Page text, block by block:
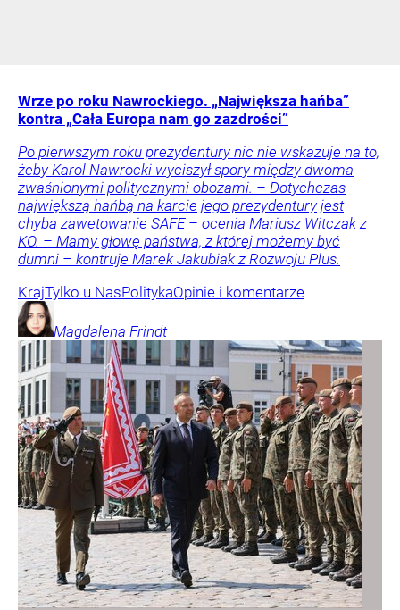
Wrze po roku Nawrockiego. „Największa hańba”
kontra „Cała Europa nam go zazdrości”
Po pierwszym roku prezydentury nic nie wskazuje na to,
żeby Karol Nawrocki wyciszył spory między dwoma
zwaśnionymi politycznymi obozami. – Dotychczas
największą hańbą na karcie jego prezydentury jest
chyba zawetowanie SAFE – ocenia Mariusz Witczak z
KO. – Mamy głowę państwa, z której możemy być
dumni – kontruje Marek Jakubiak z Rozwoju Plus.
KrajTylko u NasPolitykaOpinie i komentarze
Magdalena Frindt